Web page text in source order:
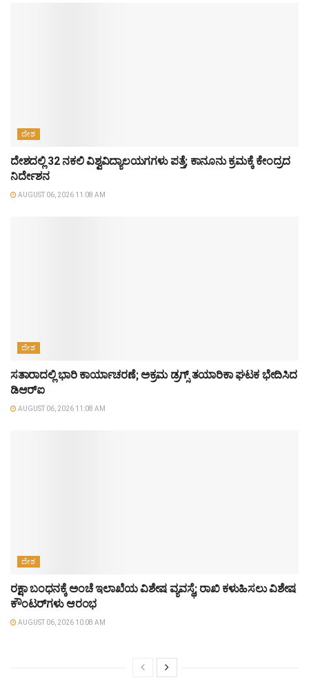
ದೇಶ
ದೇಶದಲ್ಲಿ 32 ನಕಲಿ ವಿಶ್ವವಿದ್ಯಾಲಯಗಗಳು ಪತ್ತೆ; ಕಾನೂನು ಕ್ರಮಕ್ಕೆ ಕೇಂದ್ರದ
ನಿರ್ದೇಶನ
AUGUST 06, 2026 11:08 AM
ದೇಶ
ಸತಾರಾದಲ್ಲಿ ಭಾರಿ ಕಾರ್ಯಾಚರಣೆ; ಅಕ್ರಮ ಡ್ರಗ್ಸ್ ತಯಾರಿಕಾ ಘಟಕ ಭೇದಿಸಿದ
ಡಿಆರ್‌ಐ
AUGUST 06, 2026 11:08 AM
ದೇಶ
ರಕ್ಷಾ ಬಂಧನಕ್ಕೆ ಅಂಚೆ ಇಲಾಖೆಯ ವಿಶೇಷ ವ್ಯವಸ್ಥೆ; ರಾಖಿ ಕಳುಹಿಸಲು ವಿಶೇಷ
ಕೌಂಟರ್‌ಗಳು ಆರಂಭ
AUGUST 06, 2026 10:08 AM